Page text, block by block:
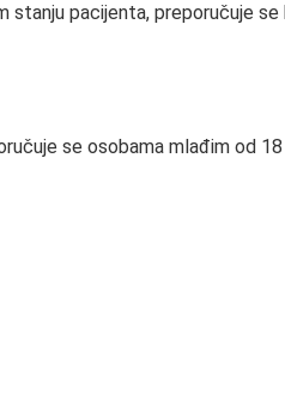
stanju pacijenta, preporučuje
se osobama mlađim od 18